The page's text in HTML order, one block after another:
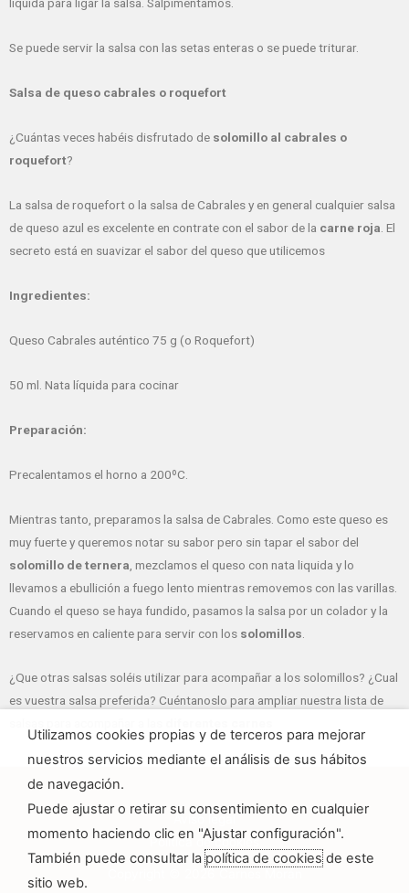
Se puede servir la salsa con las setas enteras o se puede triturar.
Salsa de queso cabrales o roquefort
¿Cuántas veces habéis disfrutado de solomillo al cabrales o
roquefort?
La salsa de roquefort o la salsa de Cabrales y en general cualquier salsa
de queso azul es excelente en contrate con el sabor de la carne roja . El
secreto está en suavizar el sabor del queso que utilicemos
Ingredientes:
Queso Cabrales auténtico 75 g (o Roquefort)
50 ml. Nata líquida para cocinar
Preparación:
Precalentamos el horno a 200ºC.
Mientras tanto, preparamos la salsa de Cabrales. Como este queso es
muy fuerte y queremos notar su sabor pero sin tapar el sabor del
solomillo de ternera , mezclamos el queso con nata liquida y lo
llevamos a ebullición a fuego lento mientras removemos con las varillas.
Cuando el queso se haya fundido, pasamos la salsa por un colador y la
reservamos en caliente para servir con los solomillos
¿Que otras salsas soléis utilizar para acompañar a los solomillos? ¿Cual
es vuestra salsa preferida? Cuéntanoslo para ampliar nuestra lista de
Aviso legal
Política de cookies
Utilizamos cookies propias y de terceros para mejorar
nuestros servicios mediante el análisis de sus hábitos
de navegación.
Puede ajustar o retirar su consentimiento en cualquier
momento haciendo clic en "Ajustar configuración".
También puede consultar lapolítica de cookiesde este
sitio web.